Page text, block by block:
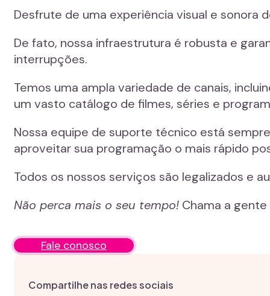
Desfrute de uma experiência visual e sonora
De fato, nossa infraestrutura é robusta e
interrupções.
Temos uma ampla variedade de canais,
um vasto catálogo de filmes, séries e
Nossa equipe de suporte técnico está
aproveitar sua programação o mais rápido
Todos os nossos serviços são legalizados e
Não perca mais o seu tempo! Chama a
Fale conosco
Compartilhe nas redes sociais